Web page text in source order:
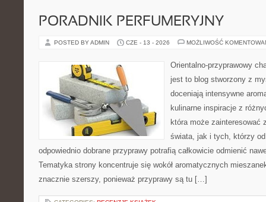
PORADNIK PERFUMERYJNY
POSTED BY ADMIN CZE - 13 - 2026 MOŻLIWOŚĆ
Orientalno-przyprawowy
jest to blog stworzony z
doceniają intensywne
kulinarne inspiracje z
która może zainteresować
świata, jak i tych, którzy
odpowiednio dobrane przyprawy potrafią całkowicie odmienić
Tematyka strony koncentruje się wokół aromatycznych
znacznie szerszy, ponieważ przyprawy są tu […]